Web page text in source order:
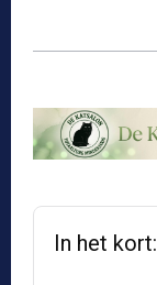
In het kort: